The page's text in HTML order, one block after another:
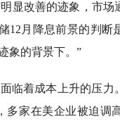
显改善的迹象，市场
12月降息前景的判断
象的背景下。”
临着成本上升的压力
多家在美企业被迫调